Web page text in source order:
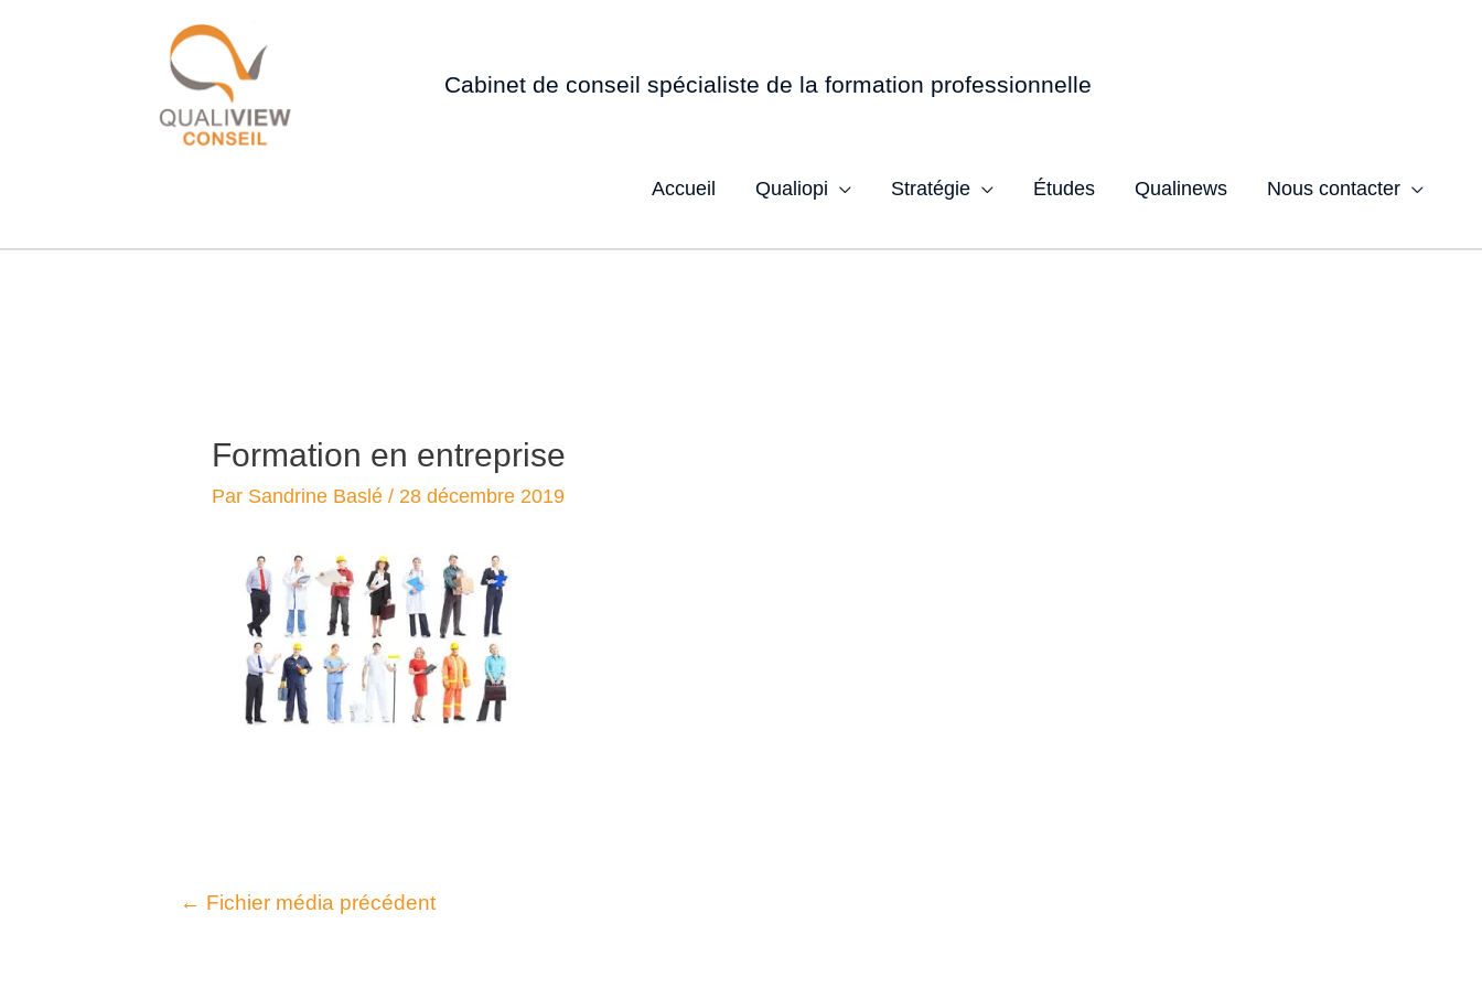
Cabinet de conseil spécialiste de la formation professionnelle
Accueil Qualiopi Stratégie Études Qualinews Nous contacter
Formation en entreprise
Par Sandrine Baslé / 28 décembre 2019
← Fichier média précédent